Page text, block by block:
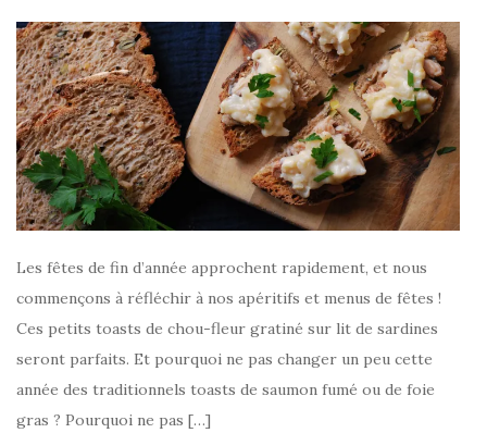
Les fêtes de fin d’année approchent rapidement, et nous
commençons à réfléchir à nos apéritifs et menus de fêtes !
Ces petits toasts de chou-fleur gratiné sur lit de sardines
seront parfaits. Et pourquoi ne pas changer un peu cette
année des traditionnels toasts de saumon fumé ou de foie
gras ? Pourquoi ne pas […]